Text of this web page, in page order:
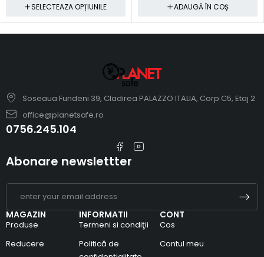
SELECTEAZA OPȚIUNILE ADAUGĂ ÎN COȘ
Soseaua Fundeni 39, Cladirea PALAZZO ITALIA, Corp C5, Etaj 2
office@planetsafe.ro
0756.245.104
MAGAZIN
Produse
Reducere
INFORMATII
Termeni si condiţii
Politică de
CONT
Cos
Contul meu
Abonare newslettter